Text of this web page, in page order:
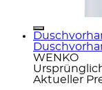
WENKO
Aktueller